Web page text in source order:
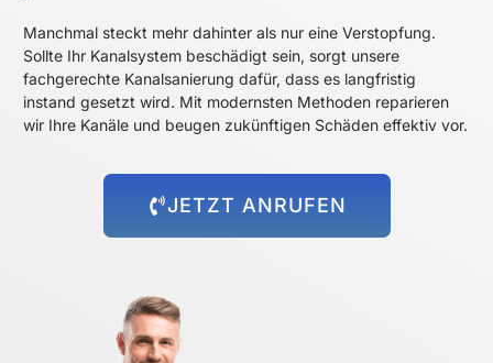
Manchmal steckt mehr dahinter als nur eine Verstopfung.
Sollte Ihr Kanalsystem beschädigt sein, sorgt unsere
fachgerechte Kanalsanierung dafür, dass es langfristig
instand gesetzt wird. Mit modernsten Methoden reparieren
wir Ihre Kanäle und beugen zukünftigen Schäden effektiv vor.
JETZT ANRUFEN